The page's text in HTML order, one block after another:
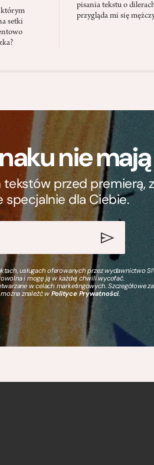
którym
setki
pisania tekstu o
przygląda mi się
nie
przed premierą,
dla Ciebie.
usługach oferowanych przez wydawnictwo
i mogę ją w każdej chwili wycofać.
w celach marketingowych. Szczegółowe
znaleźć wPolityce Prywatności.